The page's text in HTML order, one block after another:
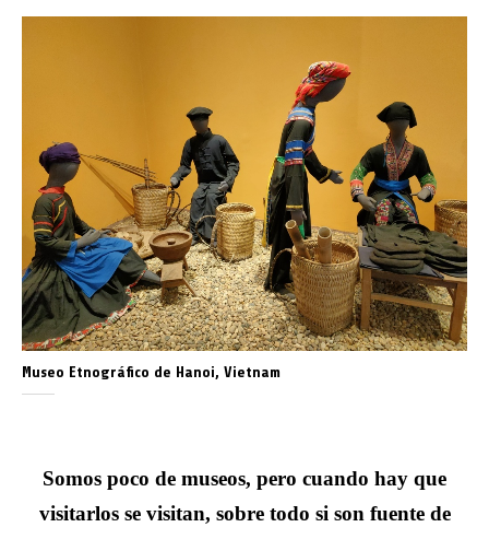
Museo Etnográfico de Hanoi, Vietnam
Somos poco de museos, pero cuando hay que
visitarlos se visitan, sobre todo si son fuente de